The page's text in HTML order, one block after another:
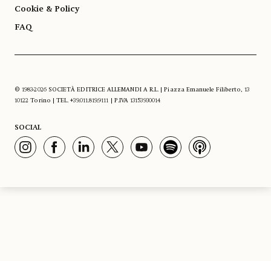
Cookie & Policy
FAQ
© 1983-2026 SOCIETÀ EDITRICE ALLEMANDI A R.L. | Piazza Emanuele Filiberto, 13
10122 Torino | TEL. +39.011.819.9111 | P.IVA 13153930014
SOCIAL